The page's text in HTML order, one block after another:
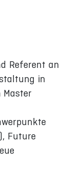
Referent an
in
Master
Future